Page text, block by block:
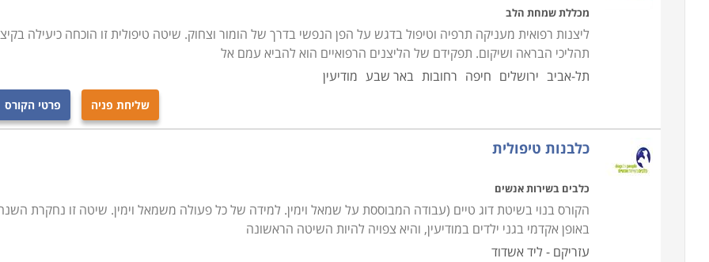
מכללת שמחת הלב
ליצנות רפואית מעניקה תרפיה וטיפול בדגש על הפן הנפשי בדרך של הומור וצחוק. שיטה טיפולית זו הוכחה כיעילה
תהליכי הבראה ושיקום. תפקידם של הליצנים הרפואיים הוא להביא עמם אל
תל-אביב ירושלים חיפה רחובות באר שבע מודיעין
שליחת פניה פרטי הקורס
כלבנות טיפולית
כלבים בשירות אנשים
הקורס בנוי בשיטת דוג טיים (עבודה המבוססת על שמאל וימין. למידה של כל פעולה משמאל וימין. שיטה זו נחקרת
באופן אקדמי בגני ילדים במודיעין, והיא צפויה להיות השיטה הראשונה
עזריקם - ליד אשדוד